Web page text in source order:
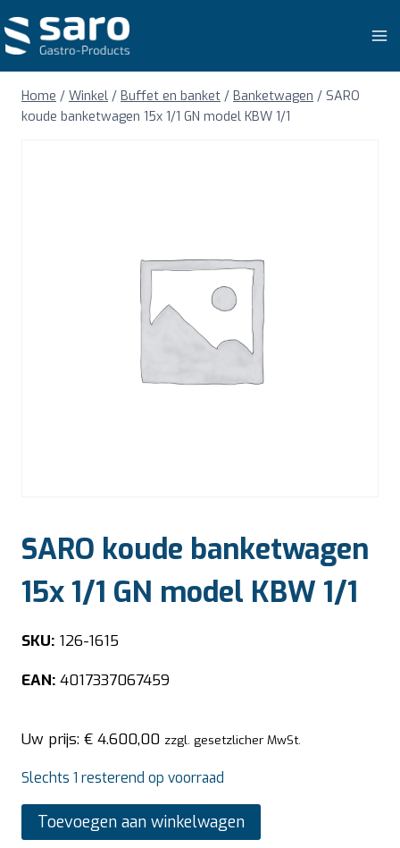
naar
inhoud
Home / Winkel / Buffet en banket / Banketwagen / SARO
koude banketwagen 15x 1/1 GN model KBW 1/1
SARO koude banketwagen
15x 1/1 GN model KBW 1/1
SKU: 126-1615
EAN: 4017337067459
Uw prijs: € 4.600,00 zzgl. gesetzlicher MwSt.
Slechts 1 resterend op voorraad
SARO
koude
Toevoegen aan winkelwagen